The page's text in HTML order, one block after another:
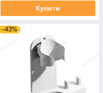
Купити
–43%